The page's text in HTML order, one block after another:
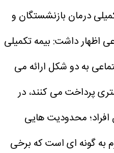
درمان بازنشستگان و
اظهار داشت: بیمه تکمیلی
به دو شکل ارائه می
پرداخت می کنند، در
افراد؛ محدودیت هایی
به گونه ای است که برخی